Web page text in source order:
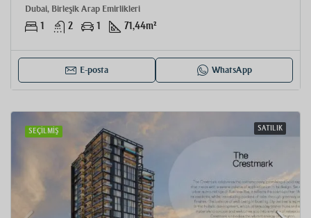
Dubai, Birleşik Arap Emirlikleri
1 2 1 71,44m²
E-posta WhatsApp
SEÇILMIŞ SATILIK